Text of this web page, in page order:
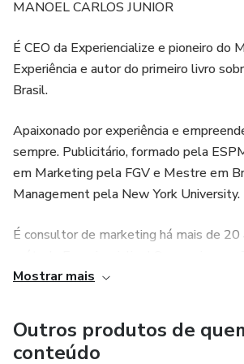
- E mais, muito mais...
MANOEL CARLOS JUNIOR
É CEO da Experiencialize e pioneiro do
Experiência e autor do primeiro livro
Brasil.
Apaixonado por experiência e
sempre. Publicitário, formado pela
em Marketing pela FGV e Mestre em
Management pela New York University.
É consultor de marketing há mais de 20
empresas podem criar um
diferencial competitivo.
Pioneiro do Marketing de Experiência no
Mostrar mais
Outros produtos de
conteúdo